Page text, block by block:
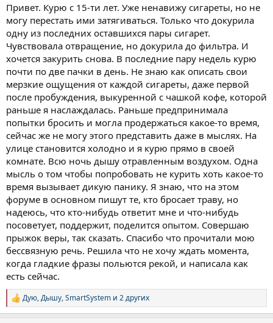
а
Привет. Курю с 15-ти лет. Уже ненавижу сигареты, но не
могу перестать ими затягиваться. Только что докурила
одну из последних оставшихся пары сигарет.
Чувствовала отвращение, но докурила до фильтра. И
хочется закурить снова. В последние пару недель курю
почти по две пачки в день. Не знаю как описать свои
мерзкие ощущения от каждой сигареты, даже первой
после пробуждения, выкуренной с чашкой кофе, которой
раньше я наслаждалась. Раньше предпринимала
попытки бросить и могла продержаться какое-то время,
сейчас же не могу этого представить даже в мыслях. На
улице становится холодно и я курю прямо в своей
комнате. Всю ночь дышу отравленным воздухом. Одна
мысль о том чтобы попробовать не курить хоть какое-то
время вызывает дикую панику. Я знаю, что на этом
форуме в основном пишут те, кто бросает траву, но
надеюсь, что кто-нибудь ответит мне и что-нибудь
посоветует, поддержит, поделится опытом. Совершаю
прыжок веры, так сказать. Спасибо что прочитали мою
бессвязную речь. Решила что не хочу ждать момента,
когда гладкие фразы польются рекой, и написала как
есть сейчас.
Р
е
Дую,Дышу,SmartSystem и 2 других